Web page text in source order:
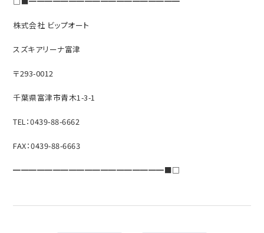
株式会社 ビップオート
スズキアリーナ富津
〒293-0012
千葉県富津市青木1-3-1
TEL：0439-88-6662
FAX：0439-88-6663
━━━━━━━━━━━━━━━━━━━■□